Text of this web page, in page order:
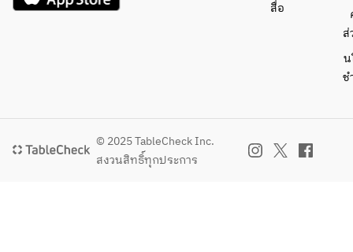
สื่อ
ส่
น
ช
© 2025 TableCheck Inc.
สงวนสิทธิ์ทุกประการ